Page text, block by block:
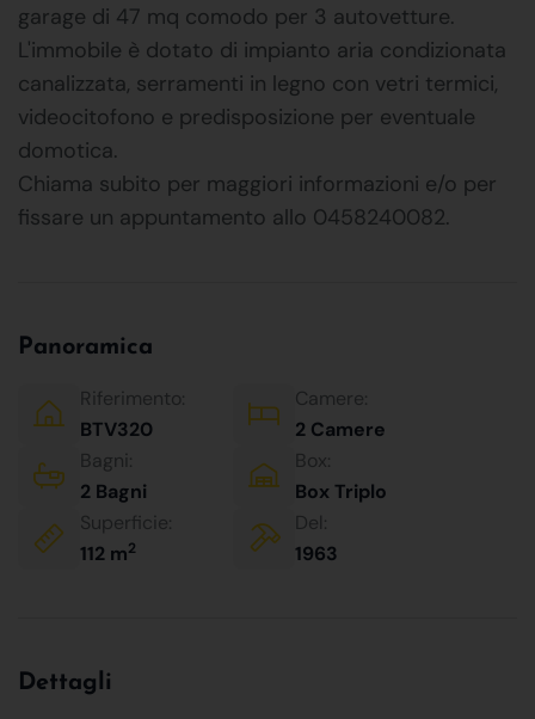
garage di 47 mq comodo per 3 autovetture.
L'immobile è dotato di impianto aria condizionata
canalizzata, serramenti in legno con vetri termici,
videocitofono e predisposizione per eventuale
domotica.
Chiama subito per maggiori informazioni e/o per
fissare un appuntamento allo 0458240082.
Panoramica
Riferimento:
BTV320
Camere:
2 Camere
Bagni:
2 Bagni
Box:
Box Triplo
Superficie:
112 m2
Del:
1963
Dettagli